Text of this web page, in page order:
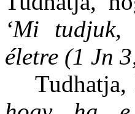
‘Mi
életre (1 Jn